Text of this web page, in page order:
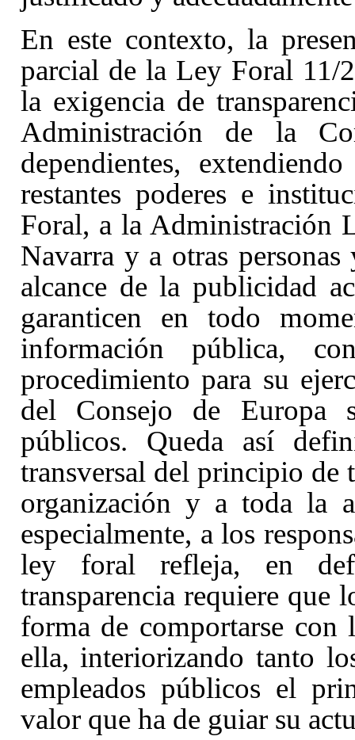
En este contexto, la
parcial de la Ley Foral 11/
la exigencia de
Administración de la
dependientes,
restantes poderes e
Foral, a la Administración
Navarra y a otras
alcance de la publicidad
garanticen en todo
información pública,
procedimiento para su
del Consejo de Europa
públicos. Queda así
transversal del principio de
organización y a toda la
especialmente, a los
ley foral refleja, en
transparencia requiere que
forma de comportarse con
ella, interiorizando tanto
empleados públicos el
valor que ha de guiar su